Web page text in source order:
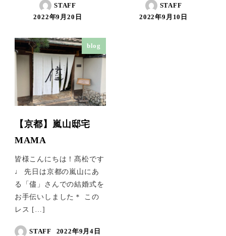
STAFF
2022年9月20日
STAFF
2022年9月10日
blog
【京都】嵐山邸宅
MAMA
皆様こんにちは！髙松です
♩ 先日は京都の嵐山にあ
る「儘」さんでの結婚式を
お手伝いしました＊ この
レス […]
STAFF 2022年9月4日